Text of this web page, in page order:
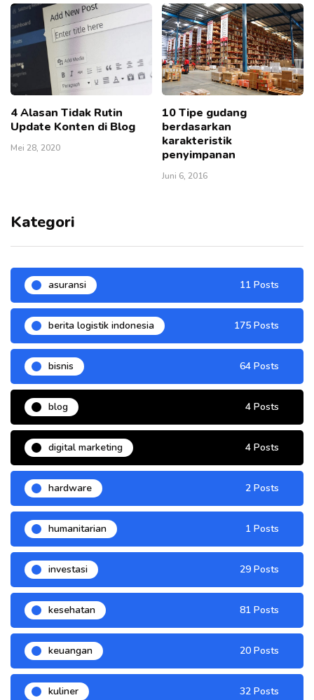
4 Alasan Tidak Rutin
Update Konten di Blog
Mei 28, 2020
10 Tipe gudang
berdasarkan
karakteristik
penyimpanan
Juni 6, 2016
Kategori
asuransi 11 Posts
berita logistik indonesia 175 Posts
bisnis 64 Posts
blog 4 Posts
digital marketing 4 Posts
hardware 2 Posts
humanitarian 1 Posts
investasi 29 Posts
kesehatan 81 Posts
keuangan 20 Posts
kuliner 32 Posts